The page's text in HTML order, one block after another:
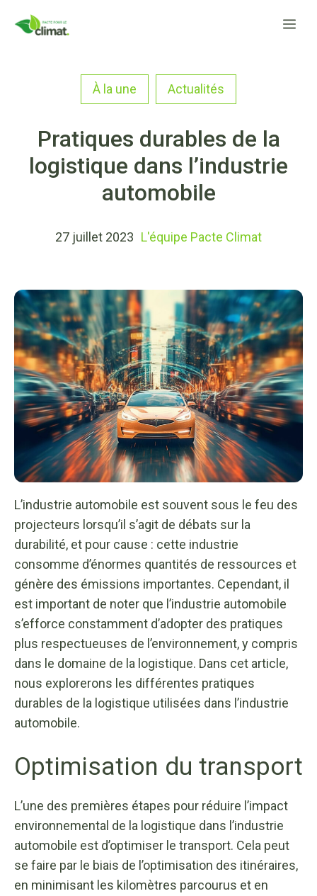
À la une Actualités
Pratiques durables de la
logistique dans l’industrie
automobile
27 juillet 2023 L'équipe Pacte Climat
L’industrie automobile est souvent sous le feu des
projecteurs lorsqu’il s’agit de débats sur la
durabilité, et pour cause : cette industrie
consomme d’énormes quantités de ressources et
génère des émissions importantes. Cependant, il
est important de noter que l’industrie automobile
s’efforce constamment d’adopter des pratiques
plus respectueuses de l’environnement, y compris
dans le domaine de la logistique. Dans cet article,
nous explorerons les différentes pratiques
durables de la logistique utilisées dans l’industrie
automobile.
Optimisation du transport
L’une des premières étapes pour réduire l’impact
environnemental de la logistique dans l’industrie
automobile est d’optimiser le transport. Cela peut
se faire par le biais de l’optimisation des itinéraires,
en minimisant les kilomètres parcourus et en